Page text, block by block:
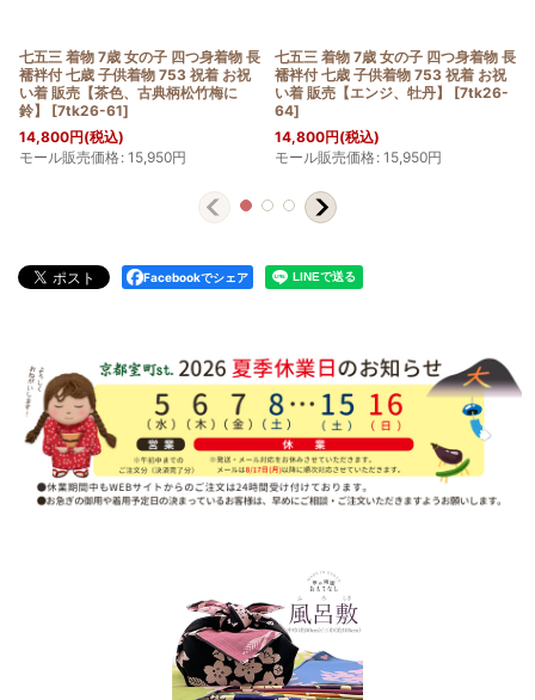
七五三 着物 7歳 女の子 四つ身着物 長
襦袢付 七歳 子供着物 753 祝着 お祝
い着 販売【茶色、古典柄松竹梅に
鈴】
[7tk26-61]
14,800円(税込)
モール販売価格: 15,950円
七五三 着物 7歳 女の子 四つ身着物 長
襦袢付 七歳 子供着物 753 祝着 お祝
い着 販売【エンジ、牡丹】
[7tk26-
64]
14,800円(税込)
モール販売価格: 15,950円
Facebookでシェア